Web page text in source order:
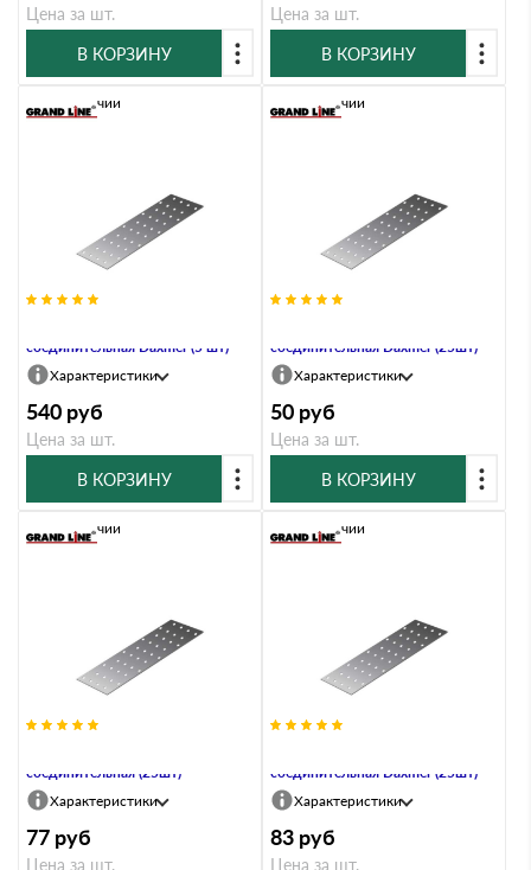
Цена за шт.
В КОРЗИНУ
Цена за шт.
В КОРЗИНУ
соединительная Daxmer (5 шт)
В наличии
Характеристики
540 руб
Цена за шт.
В КОРЗИНУ
соединительная Daxmer (25шт)
В наличии
Характеристики
50 руб
Цена за шт.
В КОРЗИНУ
соединительная (25шт)
В наличии
Характеристики
77 руб
Цена за шт.
соединительная Daxmer (25шт)
В наличии
Характеристики
83 руб
Цена за шт.